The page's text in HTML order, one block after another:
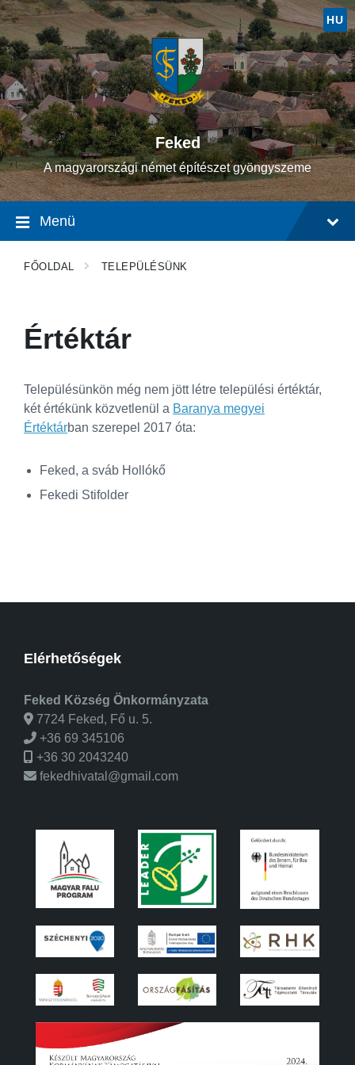
Ugrás
a
tartalomhoz
Ugrás
a
fő
navigációhoz
Ugrás
a
lábléchez
HU
Feked
A magyarországi német építészet gyöngyszeme
Menü
FŐOLDAL TELEPÜLÉSÜNK
Értéktár
Településünkön még nem jött létre települési értéktár,
két értékünk közvetlenül a Baranya megyei
Értéktárban szerepel 2017 óta:
Feked, a sváb Hollókő
Fekedi Stifolder
Elérhetőségek
Feked Község Önkormányzata
7724 Feked, Fő u. 5.
+36 69 345106
+36 30 2043240
fekedhivatal@gmail.com